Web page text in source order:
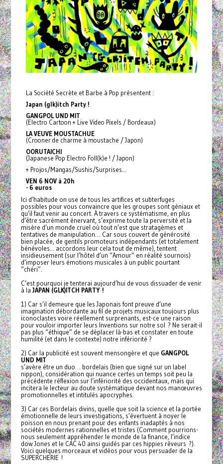
La Société Secrète et Barbe à Pop présentent :
Japan (glk)itch Party !
GANGPOL UND MIT
(Electro Cartoon + Live Video Pixels / Bordeaux)
LA VEUVE MOUSTACHUE
(Crooner de charme à moustache / Japon)
OORUTAICHI
(Japanese Pop Electro Foll(k)e ! / Japon)
+ Projos/Mangas/Sushis/Surprises…
VEN 6 NOV à 20h
- 6 euros
Ici d’habitude on use de tous les artifices et subterfuges
possibles pour vous convaincre que les groupes sont géniaux et
qu’il faut venir au concert. À travers ce systématisme, en plus
d’être sacrément énervant, s’exprime toute la perversité et la
misère d’un monde cruel où tout n’est que stratagèmes et
tentatives de manipulation… Car sous couvert de générosité
bien placée, de gentils promoteurs indépendants (et totalement
bénévoles... accordons leur cela tout de même), tentent
insidieusement (sur l’hôtel d’un “Amour” en réalité sournois)
d’imposer leurs émotions musicales à un public pourtant
“chéri”.
C’est pourquoi je tenterai aujourd’hui de vous dissuader de venir
à la JAPAN (GLK)ITCH PARTY !
1) Car s’il demeure que les Japonais font preuve d’une
imagination débordante au fil de projets musicaux toujours plus
iconoclastes voire réellement surprenants, est-ce une raison
pour vouloir importer leurs Inventions sur notre sol ? Ne serait-il
pas plus “éthique” de se déplacer là-bas et constater en toute
humilité (et dans le contexte) notre infériorité ?
2) Car la publicité est souvent mensongère et que GANGPOL
UND MIT
s’avère être un duo… bordelais (bien que signé sur un label
nippon), considération qui nuance certes un temps soit peu la
précédente réflexion sur l’infériorité des occidentaux, mais qui
incitera le lecteur au doute systématique devant nos manœuvres
promotionnelles et intitulés apocryphes.
3) Car ces Bordelais divins, quelle que soit la science et la portée
émotionnelle de leurs investigations, s’évertuent à noyer le
poisson en nous prenant pour des enfants inadaptés à nos
sociétés modernes rationnelles et tristes (Comment pourrions-
nous seulement appréhender le monde de la finance, l’indice
dow Jones et le CAC 40 ainsi guidés par ces hippies rêveurs ?).
Voici quelques morceaux et vidéos pour vous persuader de la
SUPERCHERIE !